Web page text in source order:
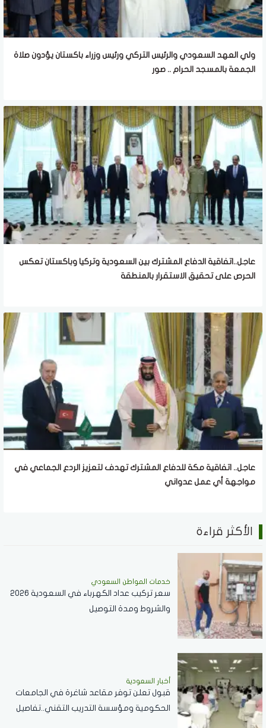
ولي العهد السعودي والرئيس التركي ورئيس وزراء باكستان يؤدون صلاة
الجمعة بالمسجد الحرام .. صور
عاجل..اتفاقية الدفاع المشترك بين السعودية وتركيا وباكستان تعكس
الحرص على تحقيق الاستقرار بالمنطقة
عاجل.. اتفاقية مكة للدفاع المشترك تهدف لتعزيز الردع الجماعي في
مواجهة أي عمل عدواني
الأكثر قراءة
خدمات المواطن السعودي
سعر تركيب عداد الكهرباء في السعودية 2026
والشروط ومدة التوصيل
أخبار السعودية
قبول تعلن توفر مقاعد شاغرة في الجامعات
الحكومية ومؤسسة التدريب التقني..تفاصيل